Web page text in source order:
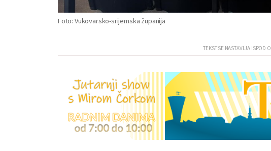
Foto: Vukovarsko-srijemska županija